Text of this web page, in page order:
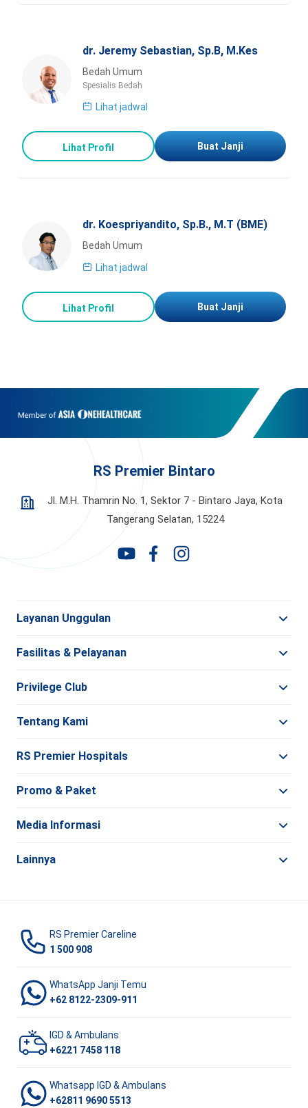
dr. Jeremy Sebastian, Sp.B, M.Kes
Bedah Umum
Spesialis Bedah
Lihat jadwal
Lihat Profil Buat Janji
dr. Koespriyandito, Sp.B., M.T (BME)
Bedah Umum
Lihat jadwal
Lihat Profil Buat Janji
RS Premier Bintaro
Jl. M.H. Thamrin No. 1, Sektor 7 - Bintaro Jaya, Kota
Tangerang Selatan, 15224
Layanan Unggulan
Fasilitas & Pelayanan
Privilege Club
Tentang Kami
RS Premier Hospitals
Promo & Paket
Media Informasi
Lainnya
RS Premier Careline
1 500 908
WhatsApp Janji Temu
+62 8122-2309-911
IGD & Ambulans
+6221 7458 118
Whatsapp IGD & Ambulans
+62811 9690 5513